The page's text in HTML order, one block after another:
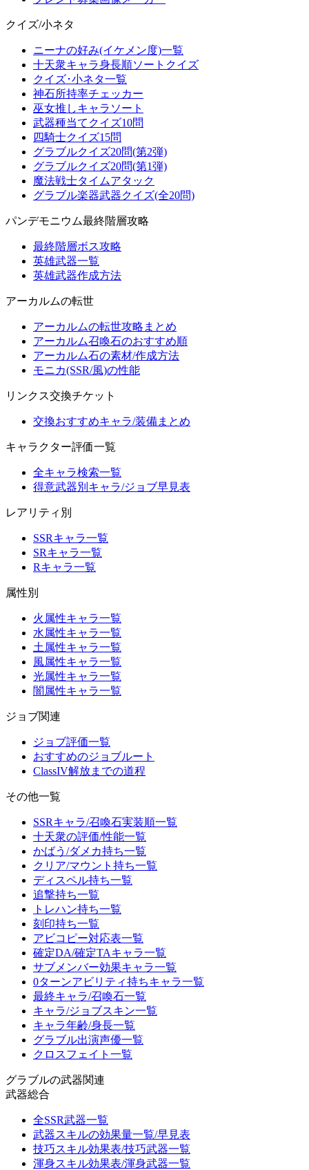
クイズ/小ネタ
ニーナの好み(イケメン度)一覧
十天衆キャラ身長順ソートクイズ
クイズ･小ネタ一覧
神石所持率チェッカー
巫女推しキャラソート
武器種当てクイズ10問
四騎士クイズ15問
グラブルクイズ20問(第2弾)
グラブルクイズ20問(第1弾)
魔法戦士タイムアタック
グラブル楽器武器クイズ(全20問)
パンデモニウム最終階層攻略
最終階層ボス攻略
英雄武器一覧
英雄武器作成方法
アーカルムの転世
アーカルムの転世攻略まとめ
アーカルム召喚石のおすすめ順
アーカルム石の素材/作成方法
モニカ(SSR/風)の性能
リンクス交換チケット
交換おすすめキャラ/装備まとめ
キャラクター評価一覧
全キャラ検索一覧
得意武器別キャラ/ジョブ早見表
レアリティ別
SSRキャラ一覧
SRキャラ一覧
Rキャラ一覧
属性別
火属性キャラ一覧
水属性キャラ一覧
土属性キャラ一覧
風属性キャラ一覧
光属性キャラ一覧
闇属性キャラ一覧
ジョブ関連
ジョブ評価一覧
おすすめのジョブルート
ClassIV解放までの道程
その他一覧
SSRキャラ/召喚石実装順一覧
十天衆の評価/性能一覧
かばう/ダメカ持ち一覧
クリア/マウント持ち一覧
ディスペル持ち一覧
追撃持ち一覧
トレハン持ち一覧
刻印持ち一覧
アビコピー対応表一覧
確定DA/確定TAキャラ一覧
サブメンバー効果キャラ一覧
0ターンアビリティ持ちキャラ一覧
最終キャラ/召喚石一覧
キャラ/ジョブスキン一覧
キャラ年齢/身長一覧
グラブル出演声優一覧
クロスフェイト一覧
グラブルの武器関連
武器総合
全SSR武器一覧
武器スキルの効果量一覧/早見表
技巧スキル効果表/技巧武器一覧
渾身スキル効果表/渾身武器一覧